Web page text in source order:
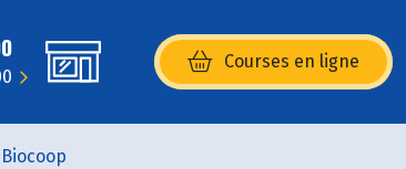
Courses en ligne
(s’ouvre dans une nouvelle
Biocoop